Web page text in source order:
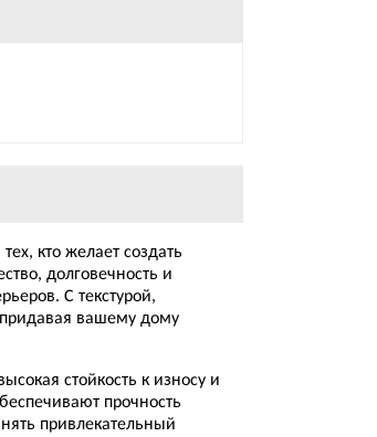
кто желает создать
долговечность и
С текстурой,
вашему дому
стойкость к износу и
прочность
привлекательный